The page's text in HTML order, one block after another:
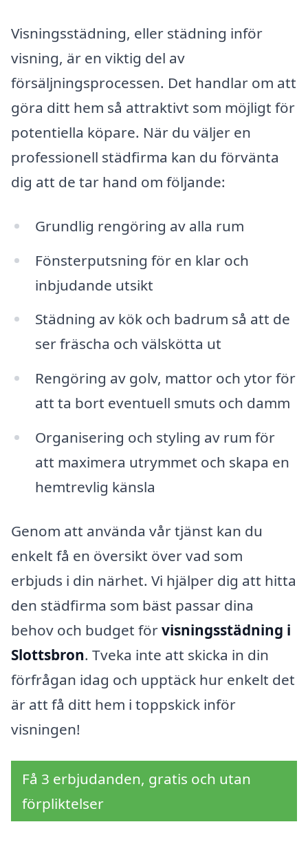
Visningsstädning, eller städning inför
visning, är en viktig del av
försäljningsprocessen. Det handlar om att
göra ditt hem så attraktivt som möjligt för
potentiella köpare. När du väljer en
professionell städfirma kan du förvänta
dig att de tar hand om följande:
Grundlig rengöring av alla rum
Fönsterputsning för en klar och
inbjudande utsikt
Städning av kök och badrum så att de
ser fräscha och välskötta ut
Rengöring av golv, mattor och ytor för
att ta bort eventuell smuts och damm
Organisering och styling av rum för
att maximera utrymmet och skapa en
hemtrevlig känsla
Genom att använda vår tjänst kan du
enkelt få en översikt över vad som
erbjuds i din närhet. Vi hjälper dig att hitta
den städfirma som bäst passar dina
behov och budget förvisningsstädning i
Slottsbron. Tveka inte att skicka in din
förfrågan idag och upptäck hur enkelt det
är att få ditt hem i toppskick inför
visningen!
Få 3 erbjudanden, gratis och utan
förpliktelser